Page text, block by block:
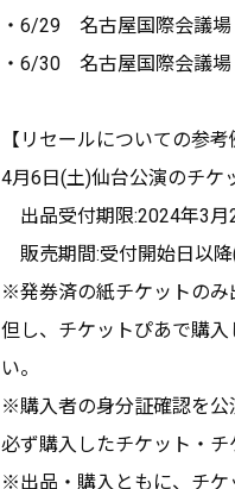
・6/29 名古屋国際会議場
・6/30 名古屋国際会議場
【リセールについての参考
4月6日(土)仙台公演のチケ
出品受付期限:2024年3月
販売期間:受付開始日以降
※発券済の紙チケットのみ
但し、チケットぴあで購
い。
※購入者の身分証確認を公
必ず購入したチケット・チ
※出品・購入ともに、チケ